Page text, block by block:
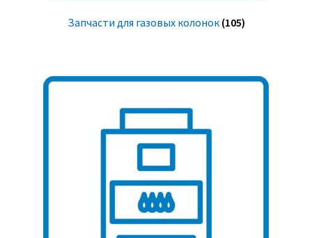
Запчасти для газовых колонок (105)